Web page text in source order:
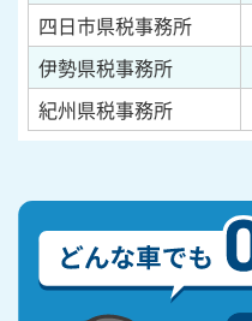
四日市県税事務所
伊勢県税事務所
紀州県税事務所